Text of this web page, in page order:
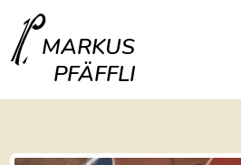
MARKUS
PFÄFFLI